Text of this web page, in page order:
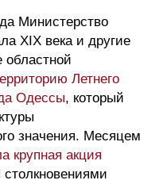
Министерство
XIX века и другие
областной
Летнего
Одессы, который
значения. Месяцем
крупная акция